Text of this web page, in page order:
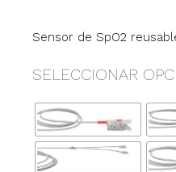
Sensor de SpO2
SELECCIONAR